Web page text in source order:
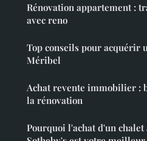
Rénovation appartement :
avec reno
Top conseils pour acquérir
Méribel
Achat revente immobilier :
la rénovation
Pourquoi l'achat d'un chalet